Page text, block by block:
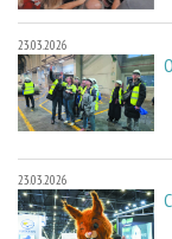
23.03.2026
23.03.2026